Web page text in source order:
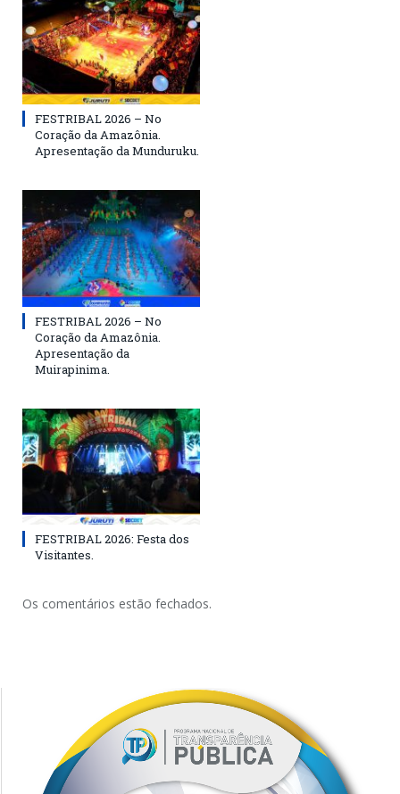
FESTRIBAL 2026 – No
Coração da Amazônia.
Apresentação da Munduruku.
FESTRIBAL 2026 – No
Coração da Amazônia.
Apresentação da
Muirapinima.
FESTRIBAL 2026: Festa dos
Visitantes.
Os comentários estão fechados.